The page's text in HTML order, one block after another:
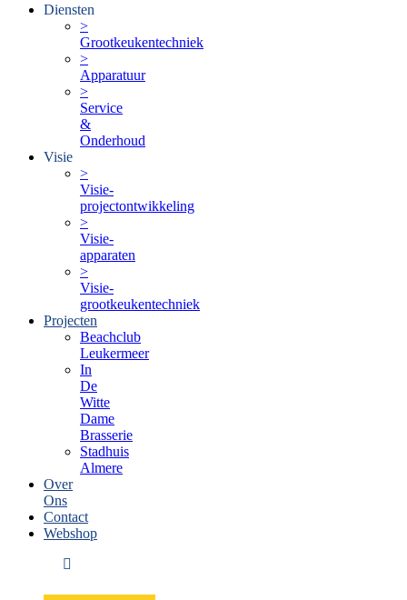
Diensten
>
Grootkeukentechniek
>
Apparatuur
>
Service
&
Onderhoud
Visie
>
Visie-
projectontwikkeling
>
Visie-
apparaten
>
Visie-
grootkeukentechniek
Projecten
Beachclub
Leukermeer
In
De
Witte
Dame
Brasserie
Stadhuis
Almere
Over
Ons
Contact
Webshop